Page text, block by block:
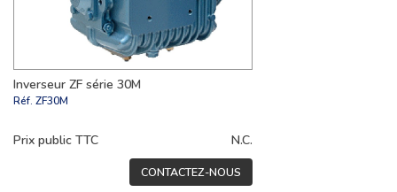
Inverseur ZF série 30M
Réf. ZF30M
Prix public TTC N.C.
CONTACTEZ-NOUS